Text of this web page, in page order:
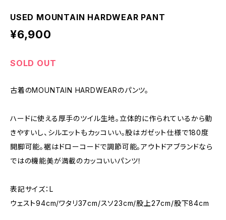
USED MOUNTAIN HARDWEAR PANT
¥6,900
SOLD OUT
古着のMOUNTAIN HARDWEARのパンツ。
ハードに使える厚手のツイル生地。立体的に作られているから動
きやすいし、シルエットもカッコいい。股はガゼット仕様で180度
開脚可能。裾はドローコードで調節可能。アウトドアブランドなら
ではの機能美が満載のカッコいいパンツ！
表記サイズ：L
ウェスト94cm/ワタリ37cm/スソ23cm/股上27cm/股下84cm